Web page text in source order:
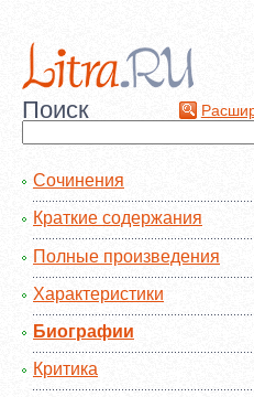
Поиск
Сочинения
Краткие содержания
Полные произведения
Характеристики
Биографии
Критика